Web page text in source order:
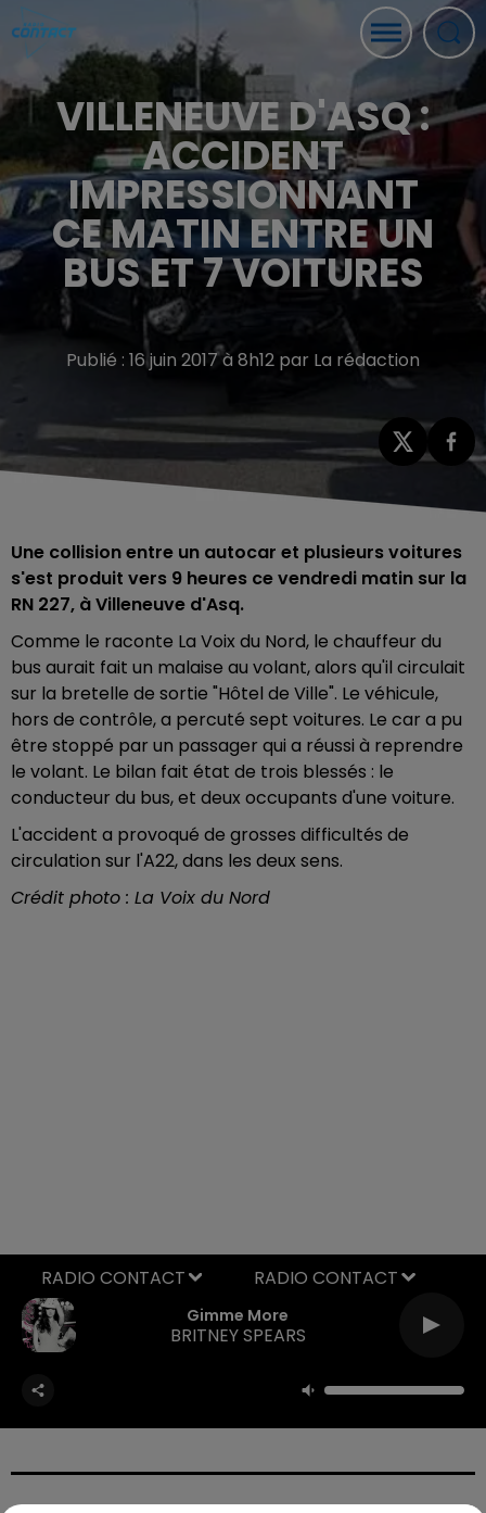
VILLENEUVE D'ASQ :
ACCIDENT
IMPRESSIONNANT
CE MATIN ENTRE UN
BUS ET 7 VOITURES
Publié : 16 juin 2017 à 8h12 par La rédaction
Une collision entre un autocar et plusieurs voitures
s'est produit vers 9 heures ce vendredi matin sur la
RN 227, à Villeneuve d'Asq.
Comme le raconte La Voix du Nord, le chauffeur du
bus aurait fait un malaise au volant, alors qu'il circulait
sur la bretelle de sortie "Hôtel de Ville". Le véhicule,
hors de contrôle, a percuté sept voitures. Le car a pu
être stoppé par un passager qui a réussi à reprendre
le volant. Le bilan fait état de trois blessés : le
conducteur du bus, et deux occupants d'une voiture.
L'accident a provoqué de grosses difficultés de
circulation sur l'A22, dans les deux sens.
Crédit photo : La Voix du Nord
Gimme More
BRITNEY SPEARS
RADIO CONTACT